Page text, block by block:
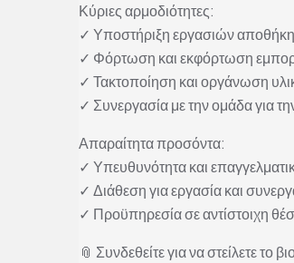
Κύριες αρμοδιότητες:
✓ Υποστήριξη εργασιών
✓ Φόρτωση και εκφόρτωση
✓ Τακτοποίηση και οργάνωση
✓ Συνεργασία με την ομάδα για
Απαραίτητα προσόντα:
✓ Υπευθυνότητα και
✓ Διάθεση για εργασία και
✓ Προϋπηρεσία σε αντίστοιχη
📎 Συνδεθείτε για να στείλετε το